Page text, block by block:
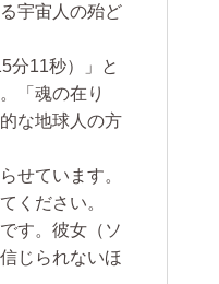
宇宙人の殆ど
分11秒）」と
「魂の在り
な地球人の方
せています。
ください。
す。彼女（ソ
じられないほ